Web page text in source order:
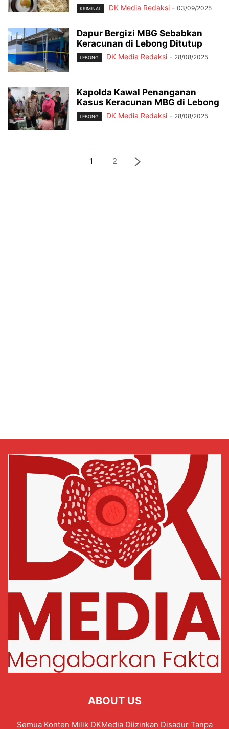
KRIMINAL DK Media Redaksi - 03/09/2025
Dapur Bergizi MBG Sebabkan
Keracunan di Lebong Ditutup
LEBONG DK Media Redaksi - 28/08/2025
Kapolda Kawal Penanganan
Kasus Keracunan MBG di Lebong
LEBONG DK Media Redaksi - 28/08/2025
1 2
ABOUT US
Semua Konten Milik DKMedia Diizinkan Disadur Tanpa